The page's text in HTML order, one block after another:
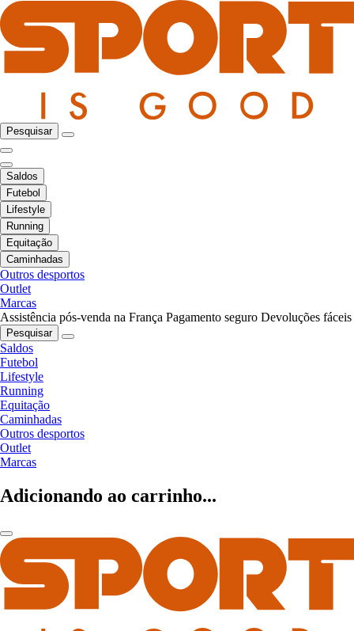
Pesquisar
Saldos
Futebol
Lifestyle
Running
Equitação
Caminhadas
Outros desportos
Outlet
Marcas
Assistência pós-venda na França Pagamento seguro Devoluções fáceis
Pesquisar
Saldos
Futebol
Lifestyle
Running
Equitação
Caminhadas
Outros desportos
Outlet
Marcas
Adicionando ao carrinho...